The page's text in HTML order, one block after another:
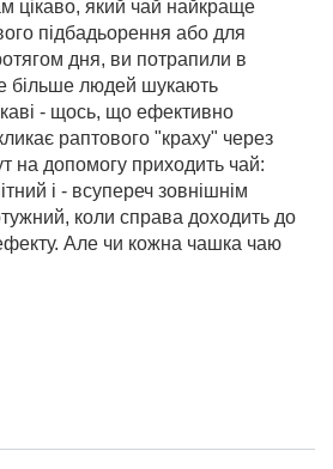
цікаво, який чай найкраще
підбадьорення або для
дня, ви потрапили в
більше людей шукають
каві - щось, що ефективно
раптового "краху" через
на допомогу приходить чай:
і - всупереч зовнішнім
коли справа доходить до
Але чи кожна чашка чаю